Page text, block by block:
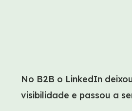
No B2B o LinkedIn
visibilidade e passou a